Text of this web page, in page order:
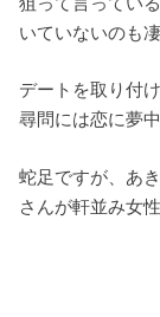
いていないのも
デートを取り付
尋問には恋に夢
蛇足ですが、あ
さんが軒並み女